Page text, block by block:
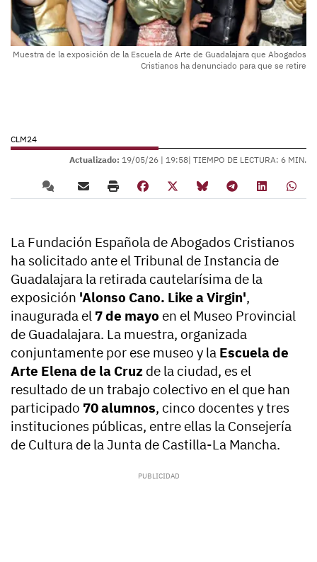
Muestra de la exposición de la Escuela de Arte de Guadalajara que Abogados
Cristianos ha denunciado para que se retire
CLM24
Actualizado: 19/05/26 | 19:58| TIEMPO DE LECTURA: 6 MIN.
La Fundación Española de Abogados Cristianos
ha solicitado ante el Tribunal de Instancia de
Guadalajara la retirada cautelarísima de la
exposición 'Alonso Cano. Like a Virgin',
inaugurada el 7 de mayo en el Museo Provincial
de Guadalajara. La muestra, organizada
conjuntamente por ese museo y la Escuela de
Arte Elena de la Cruz de la ciudad, es el
resultado de un trabajo colectivo en el que han
participado 70 alumnos, cinco docentes y tres
instituciones públicas, entre ellas la Consejería
de Cultura de la Junta de Castilla-La Mancha.